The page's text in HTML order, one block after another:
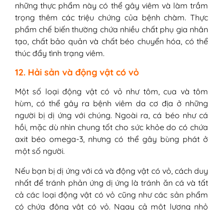
những thực phẩm này có thể gây viêm và làm trầm
trọng thêm các triệu chứng của bệnh chàm. Thực
phẩm chế biến thường chứa nhiều chất phụ gia nhân
tạo, chất bảo quản và chất béo chuyển hóa, có thể
thúc đẩy tình trạng viêm.
12. Hải sản và động vật có vỏ
Một số loại động vật có vỏ như tôm, cua và tôm
hùm, có thể gây ra bệnh viêm da cơ địa ở những
người bị dị ứng với chúng. Ngoài ra, cá béo như cá
hồi, mặc dù nhìn chung tốt cho sức khỏe do có chứa
axit béo omega-3, nhưng có thể gây bùng phát ở
một số người.
Nếu bạn bị dị ứng với cá và động vật có vỏ, cách duy
nhất để tránh phản ứng dị ứng là tránh ăn cá và tất
cả các loại động vật có vỏ cũng như các sản phẩm
có chứa động vật có vỏ. Ngay cả một lượng nhỏ